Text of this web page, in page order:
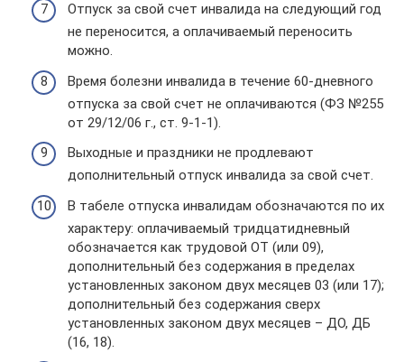
Отпуск за свой счет инвалида на следующий год
не переносится, а оплачиваемый переносить
можно.
Время болезни инвалида в течение 60-дневного
отпуска за свой счет не оплачиваются (ФЗ №255
от 29/12/06 г., ст. 9-1-1).
Выходные и праздники не продлевают
дополнительный отпуск инвалида за свой счет.
В табеле отпуска инвалидам обозначаются по их
характеру: оплачиваемый тридцатидневный
обозначается как трудовой ОТ (или 09),
дополнительный без содержания в пределах
установленных законом двух месяцев 03 (или 17);
дополнительный без содержания сверх
установленных законом двух месяцев – ДО, ДБ
(16, 18).